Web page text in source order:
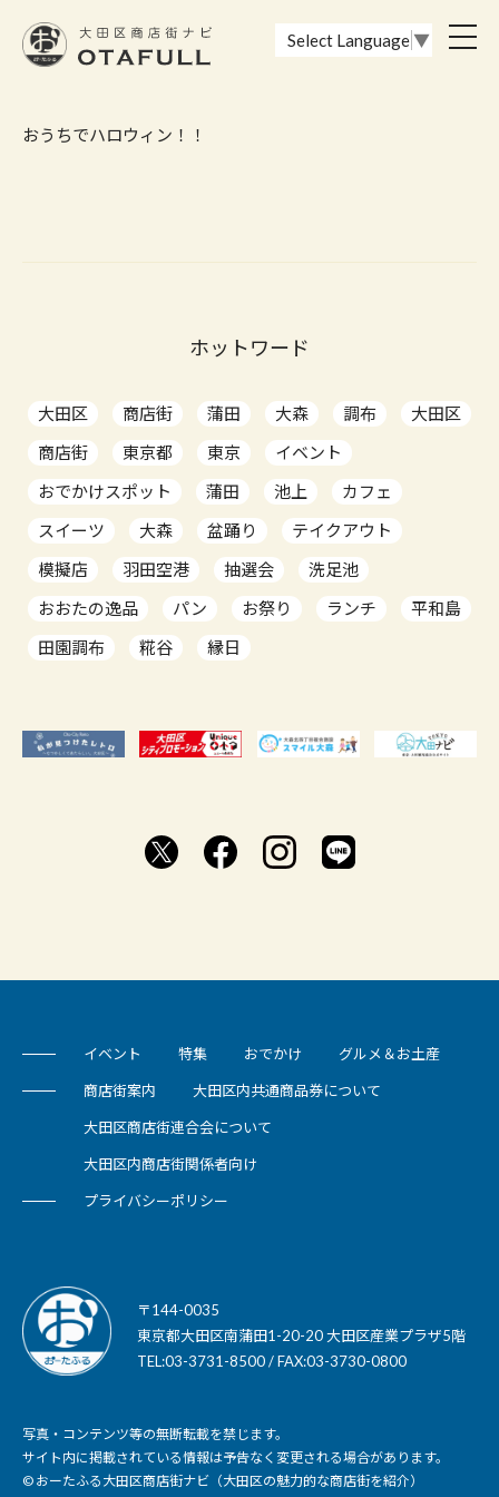
Select Language ▼
おうちでハロウィン！！
ホットワード
大田区 商店街 蒲田 大森 調布
大田区
商店街
東京都 東京
イベント
おでかけスポット
蒲田 池上
カフェ
スイーツ
大森 盆踊り
テイクアウト
模擬店
羽田空港 抽選会
洗足池
おおたの逸品
パン お祭り ランチ
平和島
田園調布
糀谷 縁日
イベント 特集 おでかけ グルメ＆お土産
商店街案内 大田区内共通商品券について
大田区商店街連合会について
大田区内商店街関係者向け
プライバシーポリシー
〒144-0035
東京都大田区南蒲田1-20-20 大田区産業プラザ5階
TEL:03-3731-8500 / FAX:03-3730-0800
写真・コンテンツ等の無断転載を禁じます。
サイト内に掲載されている情報は予告なく変更される場合があります。
© おーたふる大田区商店街ナビ（大田区の魅力的な商店街を紹介）